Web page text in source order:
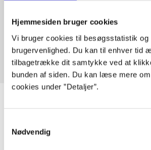
Hjemmesiden bruger cookies
Vi bruger cookies til besøgsstatistik og
brugervenlighed. Du kan til enhver tid
tilbagetrække dit samtykke ved at
bunden af siden. Du kan læse mere
cookies under ”Detaljer”.
Nødvendig
Artikler med samme emner
Artikler